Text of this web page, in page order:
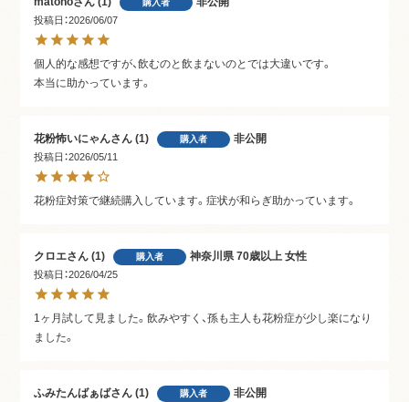
投稿日 2026/06/07
個人的な感想ですが、飲むのと飲まないのとでは大違いです。
本当に助かっています。
花粉怖いにゃん 1 購入者 非公開
投稿日 2026/05/11
花粉症対策で継続購入しています。症状が和らぎ助かっています。
クロエ 1 購入者 神奈川県 70歳以上 女性
投稿日 2026/04/25
1ヶ月試して見ました。飲みやすく、孫も主人も花粉症が少し楽になり
ました。
ふみたんばぁば 1 購入者 非公開